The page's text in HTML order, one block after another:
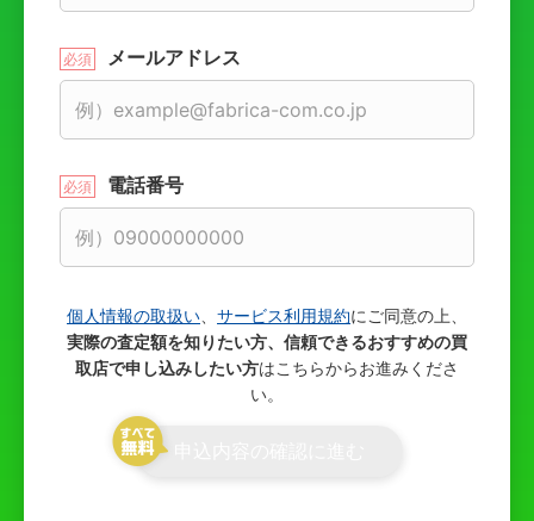
メールアドレス
電話番号
個人情報の取扱い サービス利用規約にご同意の上、
実際の査定額を知りたい方、信頼できるおすすめの買
取店で申し込みしたい方はこちらからお進みくださ
い。